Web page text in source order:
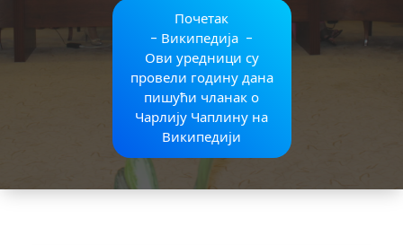
Почетак
- Википедија -
Ови уредници су
провели годину дана
пишући чланак о
Чарлију Чаплину на
Википедији